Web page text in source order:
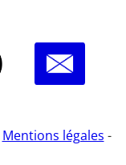
Mentions légales -